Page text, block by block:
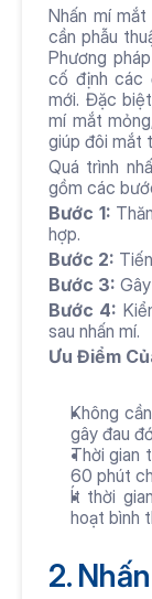
Nhấn mí
cần phẫu
Phương
cố định các
mới. Đặc
mí mắt
giúp đôi mắt
Quá trình
gồm các
Bước 1:
hợp.
Bước 2:
Bước 3:
Bước 4:
sau nhấn mí.
Ưu Điểm
Không
gây đau
Thời gian
60 phút
Ít thời
hoạt bình
2.